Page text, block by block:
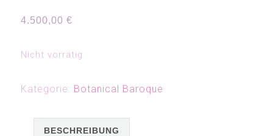
4.500,00€
Nicht vorrätig
Kategorie: Botanical Baroque
BESCHREIBUNG